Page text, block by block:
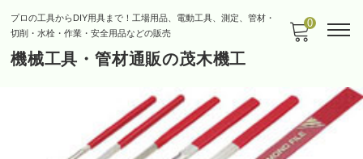
プロの工具からDIY用具まで！工場用品、電動工具、測定、管材・
切削・水栓・作業・安全用品などの販売
機械工具・管材通販の茂木機工
0